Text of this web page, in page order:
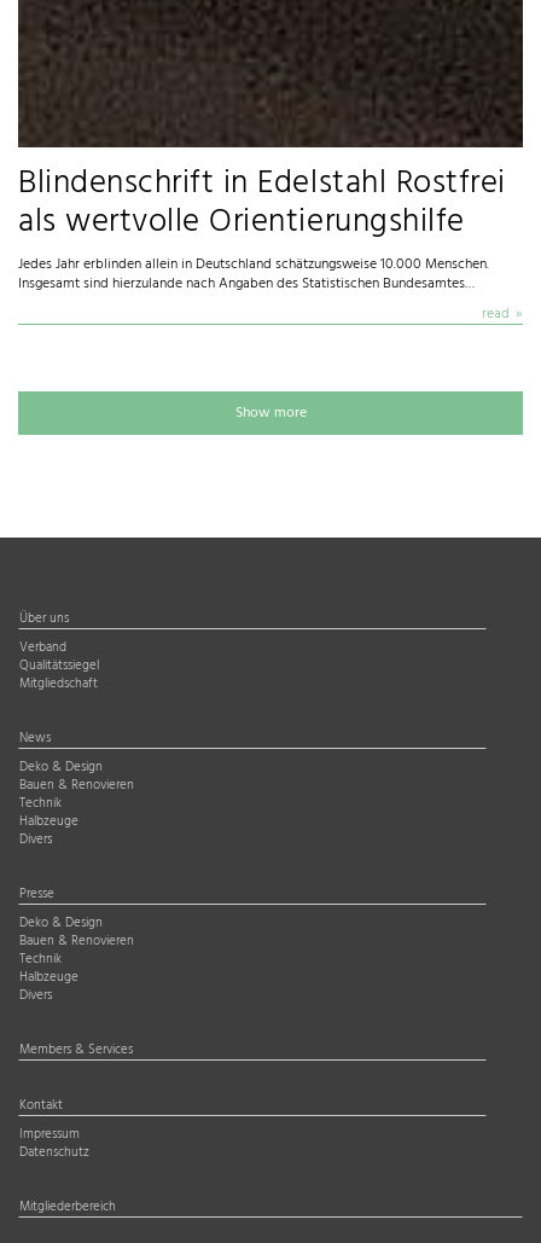
Blindenschrift in Edelstahl Rostfrei
als wertvolle Orientierungshilfe
Jedes Jahr erblinden allein in Deutschland schätzungsweise 10.000 Menschen.
Insgesamt sind hierzulande nach Angaben des Statistischen Bundesamtes…
read
Show more
Über uns
Verband
Qualitätssiegel
Mitgliedschaft
News
Deko & Design
Bauen & Renovieren
Technik
Halbzeuge
Divers
Presse
Deko & Design
Bauen & Renovieren
Technik
Halbzeuge
Divers
Members & Services
Kontakt
Impressum
Datenschutz
Mitgliederbereich